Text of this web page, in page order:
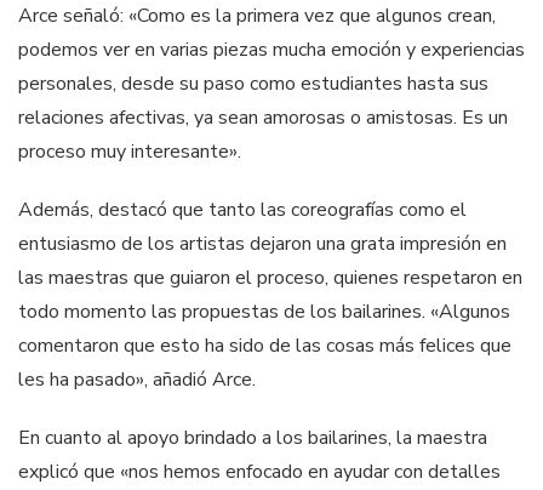
Arce señaló: «Como es la primera vez que algunos crean,
podemos ver en varias piezas mucha emoción y experiencias
personales, desde su paso como estudiantes hasta sus
relaciones afectivas, ya sean amorosas o amistosas. Es un
proceso muy interesante».
Además, destacó que tanto las coreografías como el
entusiasmo de los artistas dejaron una grata impresión en
las maestras que guiaron el proceso, quienes respetaron en
todo momento las propuestas de los bailarines. «Algunos
comentaron que esto ha sido de las cosas más felices que
les ha pasado», añadió Arce.
En cuanto al apoyo brindado a los bailarines, la maestra
explicó que «nos hemos enfocado en ayudar con detalles